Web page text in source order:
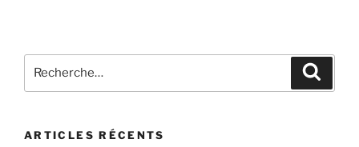
pour
ARTICLES RÉCENTS